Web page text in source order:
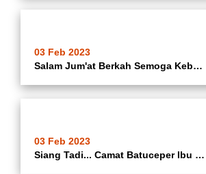
03 Feb 2023
Salam Jum'at Berkah Semoga Keberkahan Menyelimuti Kita. Pengajian Rutin Dan Sosiaslisasi Baznas Kota Tangerang Tingkat Kecamatan Batuceper Dan Di Hadiri Seluruh Pegawai Lingkungan Kecamatan Batuceper Kota Tangerang Di Hanggar Kecamatan Batuceper Kota Tan
03 Feb 2023
Siang Tadi... Camat Batuceper Ibu Hj. Katrina Iswandari @katrina_ina08 Bersama Sekcam Batuceper @rulihasan Dan Kasi Kemas Kecamatan Batuceper @iiqdhika , Perwakilan Penggiat Seni Kecamatan Batuceper Dan Perwakilan Dari Polsek Batuceper Dan Danramil 02 Bat